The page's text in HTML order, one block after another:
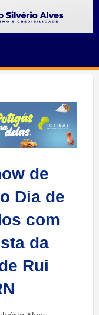
de
Dia de
com
da
Rui